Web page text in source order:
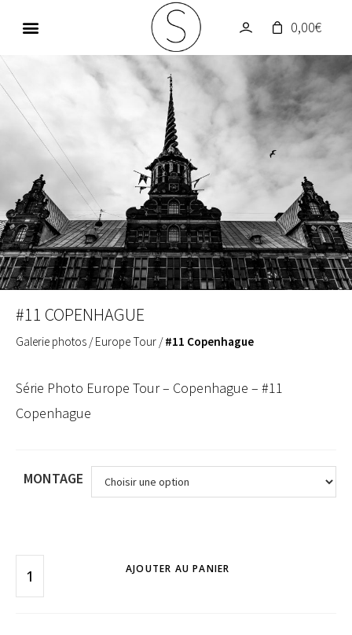
0,00€
#11 COPENHAGUE
Galerie photos /Europe Tour /#11 Copenhague
Série Photo Europe Tour – Copenhague – #11
Copenhague
MONTAGE
AJOUTER AU PANIER